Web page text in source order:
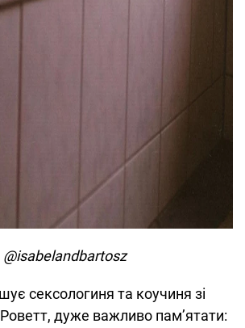
@isabelandbartosz
сексологиня та коучиня зі
дуже важливо пам’ятати: